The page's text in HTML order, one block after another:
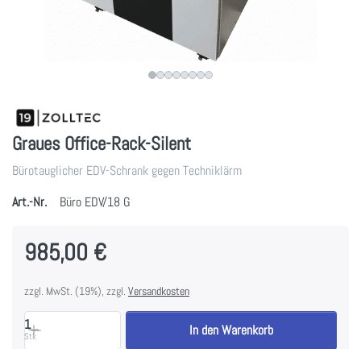
Graues Office-Rack-Silent
Bürotauglicher EDV-Schrank gegen Techniklärm
Art.-Nr.
Büro EDV/18 G
985,00 €
zzgl. MwSt. (19%), zzgl. Versandkosten
1
Stk In den Warenkorb